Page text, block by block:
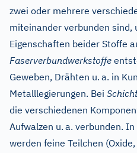
zwei oder mehrere
miteinander verbunden sind,
Eigenschaften beider Stoffe
Faserverbundwerkstoffe
Geweben, Drähten u. a. in
Metalllegierungen. Bei
die verschiedenen
Aufwalzen u. a. verbunden. In
werden feine Teilchen